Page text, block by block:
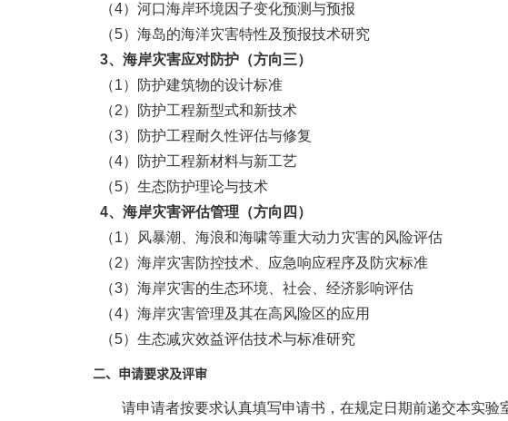
（4）河口海岸环境因子变化预测与预报
（5）海岛的海洋灾害特性及预报技术研究
3、海岸灾害应对防护（方向三）
（1）防护建筑物的设计标准
（2）防护工程新型式和新技术
（3）防护工程耐久性评估与修复
（4）防护工程新材料与新工艺
（5）生态防护理论与技术
4、海岸灾害评估管理（方向四）
（1）风暴潮、海浪和海啸等重大动力灾害的风险评估
（2）海岸灾害防控技术、应急响应程序及防灾标准
（3）海岸灾害的生态环境、社会、经济影响评估
（4）海岸灾害管理及其在高风险区的应用
（5）生态减灾效益评估技术与标准研究
二、申请要求及评审
请申请者按要求认真填写申请书，在规定日期前递交本实